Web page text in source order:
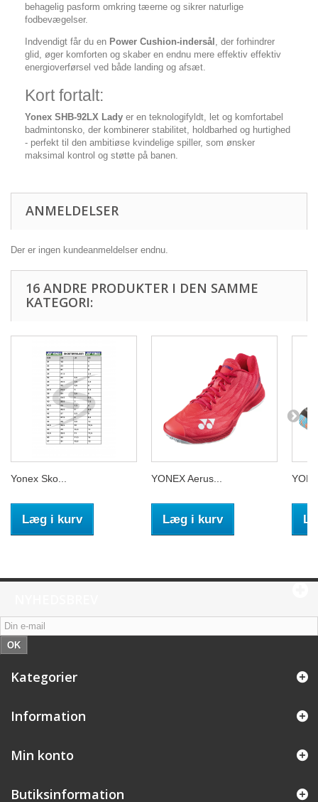
behagelig pasform omkring tæerne og sikrer naturlige
fodbevægelser.
Indvendigt får du en Power Cushion-indersål , der forhindrer
glid, øger komforten og skaber en endnu mere effektiv effektiv
energioverførsel ved både landing og afsæt.
Kort fortalt:
Yonex SHB-92LX Lady er en teknologifyldt, let og komfortabel
badmintonsko, der kombinerer stabilitet, holdbarhed og hurtighed
- perfekt til den ambitiøse kvindelige spiller, som ønsker
maksimal kontrol og støtte på banen.
ANMELDELSER
Der er ingen kundeanmeldelser endnu.
16 ANDRE PRODUKTER I DEN SAMME
KATEGORI:
Yonex Sko...
Læg i kurv
YONEX Aerus...
Læg i kurv
OK
Kategorier
Information
Min konto
Butiksinformation